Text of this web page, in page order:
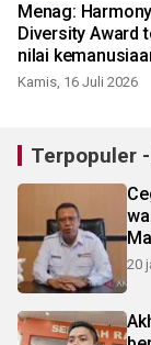
Menag:
Diversity Award
nilai
Kamis, 16 Juli 2026
Terpopuler
20